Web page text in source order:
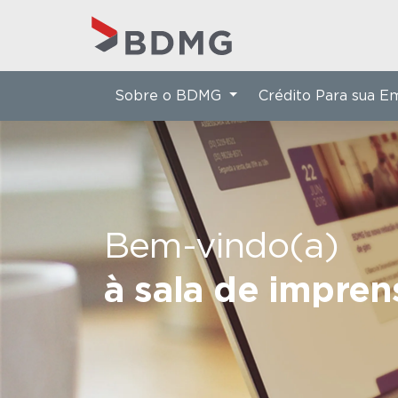
Bem-vindo(a)
à sala de
Sobre o BDMG Crédito Para sua